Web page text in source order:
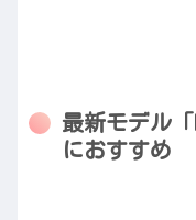
最新モデル
におすすめ